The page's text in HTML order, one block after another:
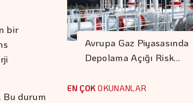
bir
Bu durum
Avrupa Gaz Piyasasında
Depolama Açığı Risk…
EN ÇOK OKUNANLAR
"Bütçe
Gelire Oranını,
%2,9'a
Altının
Liraya Yükseldi